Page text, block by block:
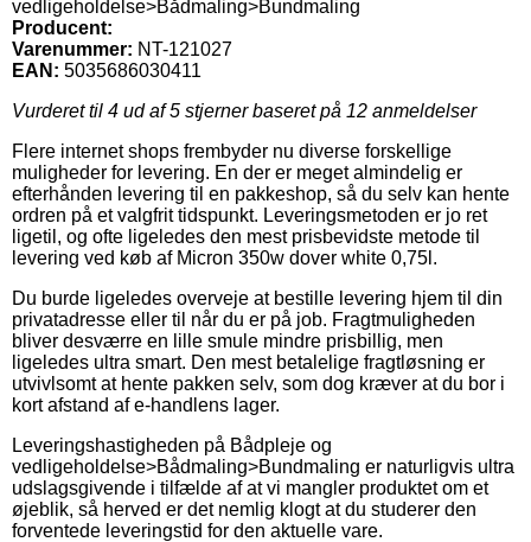
vedligeholdelse>Bådmaling>Bundmaling
Producent:
Varenummer: NT-121027
EAN: 5035686030411
Vurderet til 4 ud af 5 stjerner baseret på 12 anmeldelser
Flere internet shops frembyder nu diverse forskellige
muligheder for levering. En der er meget almindelig er
efterhånden levering til en pakkeshop, så du selv kan hente
ordren på et valgfrit tidspunkt. Leveringsmetoden er jo ret
ligetil, og ofte ligeledes den mest prisbevidste metode til
levering ved køb af Micron 350w dover white 0,75l.
Du burde ligeledes overveje at bestille levering hjem til din
privatadresse eller til når du er på job. Fragtmuligheden
bliver desværre en lille smule mindre prisbillig, men
ligeledes ultra smart. Den mest betalelige fragtløsning er
utvivlsomt at hente pakken selv, som dog kræver at du bor i
kort afstand af e-handlens lager.
Leveringshastigheden på Bådpleje og
vedligeholdelse>Bådmaling>Bundmaling er naturligvis ultra
udslagsgivende i tilfælde af at vi mangler produktet om et
øjeblik, så herved er det nemlig klogt at du studerer den
forventede leveringstid for den aktuelle vare.